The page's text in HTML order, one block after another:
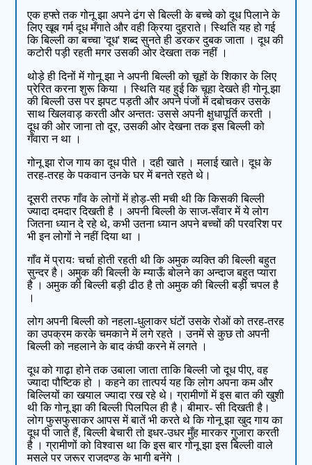
एक हफ्ते तक गोनू झा अपने ढंग से बिल्ली के बच्चे को दूध पिलाने के
लिए खूब गर्म दूध मँगाते और वही क्रिया दुहराते। स्थिति यह हो गई
कि बिल्ली का बच्चा 'दूध' शब्द सुनते ही डरकर दुबक जाता । दूध की
कटोरी पड़ी रहती मगर उसकी ओर देखता तक नहीं ।
थोड़े ही दिनों में गोनू झा ने अपनी बिल्ली को चूहों के शिकार के लिए
प्रेरित करना शुरू किया । स्थिति यह हुई कि चूहा देखते ही गोनू झा
की बिल्ली उस पर झपट पड़ती और अपने पंजों में दबोचकर उसके
साथ खिलवाड़ करती और अन्ततः उससे अपनी क्षुधापूर्ति करती ।
दूध की ओर जाना तो दूर, उसकी ओर देखना तक इस बिल्ली को
गँवारा न था ।
गोनू झा रोज गाय का दूध पीते । दही खाते । मलाई खाते। दूध के
तरह-तरह के पकवान उनके घर में बनते रहते थे।
दूसरी तरफ गाँव के लोगों में होड़-सी मची थी कि किसकी बिल्ली
ज्यादा दमदार दिखती है । अपनी बिल्ली के साज-सँवार में ये लोग
जितना ध्यान दे रहे थे, कभी उतना ध्यान अपने बच्चों की परवरिश पर
भी इन लोगों ने नहीं दिया था ।
गाँव में प्रायः चर्चा होती रहती थी कि अमुक व्यक्ति की बिल्ली बहुत
सुन्दर है। अमुक की बिल्ली के म्याऊँ बोलने का अन्दाज बहुत प्यारा
है । अमुक की बिल्ली बड़ी ढीठ है तो अमुक की बिल्ली बड़ी चपल है
।
लोग अपनी बिल्ली को नहला-धुलाकर घंटों उसके रोओं को तरह-तरह
का उपक्रम करके चमकाने में लगे रहते । उनमें से कुछ तो अपनी
बिल्ली को नहलाने के बाद कंघी करने में लगते ।
दूध को गाढ़ा होने तक उबाला जाता ताकि बिल्ली जो दूध पीए, वह
ज्यादा पौष्टिक हो । कहने का तात्पर्य यह कि लोग अपना कम और
बिल्लियों का खयाल ज्यादा रख रहे थे। ग्रामीणों में इस बात की खुशी
थी कि गोनू झा की बिल्ली पिलपिल ही है। बीमार- सी दिखती है।
लोग फुसफुसाकर आपस में बातें भी करते थे कि गोनू झा खुद गाय का
दूध पी जाते हैं, बिल्ली बेचारी तो इधर-उधर मुँह मारकर गुजारा करती
है । ग्रामीणों को विश्वास था कि इस बार गोनू झा इस बिल्ली वाले
मसले पर जरूर राजदण्ड के भागी बनेंगे ।